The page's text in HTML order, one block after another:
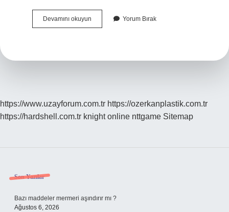
Devamını okuyun
Büyük
Yorum Bırak
https://www.uzayforum.com.tr https://ozerkanplastik.com.tr
https://hardshell.com.tr knight online nttgame Sitemap
Sidebar
Son Yazılar
Bazı maddeler mermeri aşındırır mı ?
Ağustos 6, 2026